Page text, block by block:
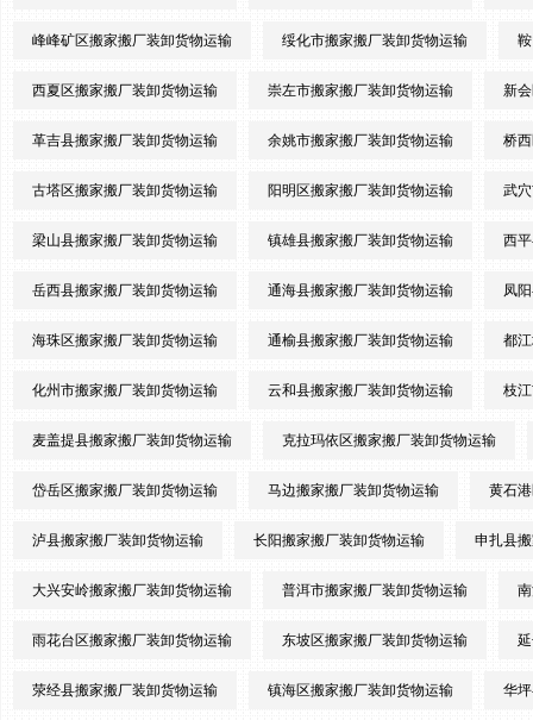
峰峰矿区搬家搬厂装卸货物运输 绥化市搬家搬厂装卸货物运输
西夏区搬家搬厂装卸货物运输 崇左市搬家搬厂装卸货物运输 新
革吉县搬家搬厂装卸货物运输 余姚市搬家搬厂装卸货物运输 桥
古塔区搬家搬厂装卸货物运输 阳明区搬家搬厂装卸货物运输 武
梁山县搬家搬厂装卸货物运输 镇雄县搬家搬厂装卸货物运输 西
岳西县搬家搬厂装卸货物运输 通海县搬家搬厂装卸货物运输 凤
海珠区搬家搬厂装卸货物运输 通榆县搬家搬厂装卸货物运输 都
化州市搬家搬厂装卸货物运输 云和县搬家搬厂装卸货物运输 枝
麦盖提县搬家搬厂装卸货物运输 克拉玛依区搬家搬厂装卸货物运输
岱岳区搬家搬厂装卸货物运输 马边搬家搬厂装卸货物运输 黄石
泸县搬家搬厂装卸货物运输 长阳搬家搬厂装卸货物运输 申扎县
大兴安岭搬家搬厂装卸货物运输 普洱市搬家搬厂装卸货物运输
雨花台区搬家搬厂装卸货物运输 东坡区搬家搬厂装卸货物运输
荥经县搬家搬厂装卸货物运输 镇海区搬家搬厂装卸货物运输 华